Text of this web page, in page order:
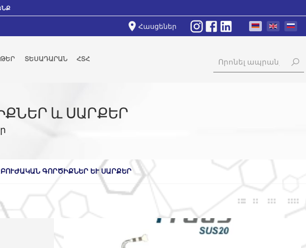
Հասցեներ
ՏԵՍԱԴԱՐԱՆ ՀՏՀ
և ՍԱՐՔԵՐ
ԳՈՐԾԻՔՆԵՐ ԵՒ ՍԱՐՔԵՐ